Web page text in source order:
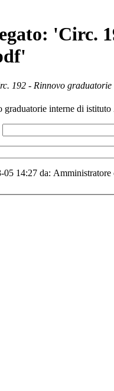
'Circ.
192 - Rinnovo
graduatorie interne di
14:27 da: Amministratore